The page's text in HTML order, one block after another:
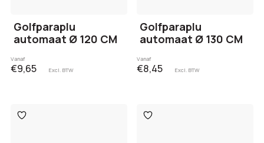
Golfparaplu
automaat Ø 120 CM
Vanaf
€9,65 Excl. BTW
Golfparaplu
automaat Ø 130 CM
Vanaf
€8,45 Excl. BTW
Toevoegen
aan
Toevoegen
aan